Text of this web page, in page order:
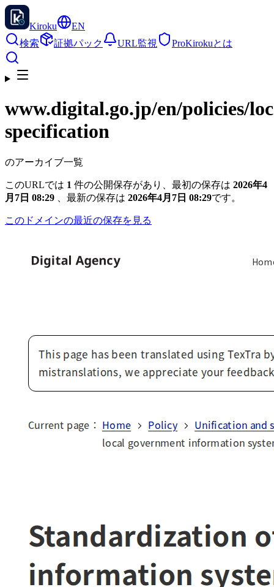
Kiroku
EN
検索
証拠パック URL監視 ProKirokuとは
www.digital.go.jp/en/policies/
specification
のアーカイブ一覧
このURLでは 1 件の公開保存があり、最初の保存は 2026年4
月7日 08:29
、最新の保存は 2026年4月7日 08:29です。
このドメインの最近の保存を見る